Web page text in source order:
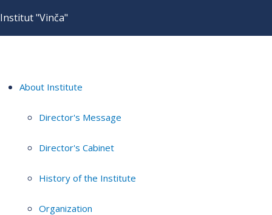
Institut "Vinča"
About Institute
Director's Message
Director's Cabinet
History of the Institute
Organization